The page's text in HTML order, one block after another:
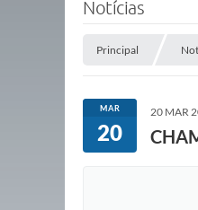
Notícias
Principal
MAR
20
20 MAR